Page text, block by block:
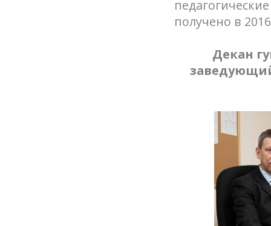
получено в
Декан